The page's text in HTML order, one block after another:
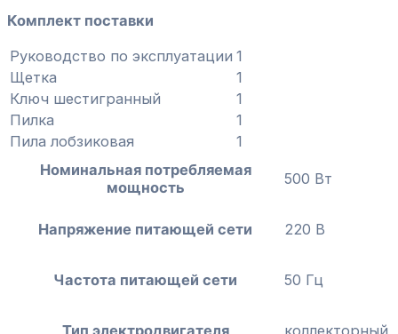
Комплект поставки
Руководство по эксплуатации 1
Щетка
1
Ключ шестигранный
1
Пилка
1
Пила лобзиковая
1
Номинальная потребляемая
мощность
500 Вт
Напряжение питающей сети 220 В
Частота питающей сети 50 Гц
Тип электродвигателя коллекторный